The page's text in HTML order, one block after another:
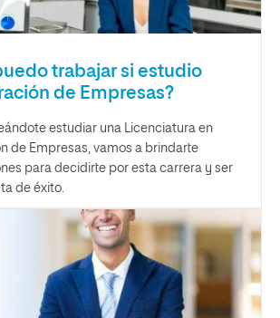
trabajar si estudio
de Empresas?
estudiar una Licenciatura en
de Empresas, vamos a brindarte
para decidirte por esta carrera y ser
de éxito.